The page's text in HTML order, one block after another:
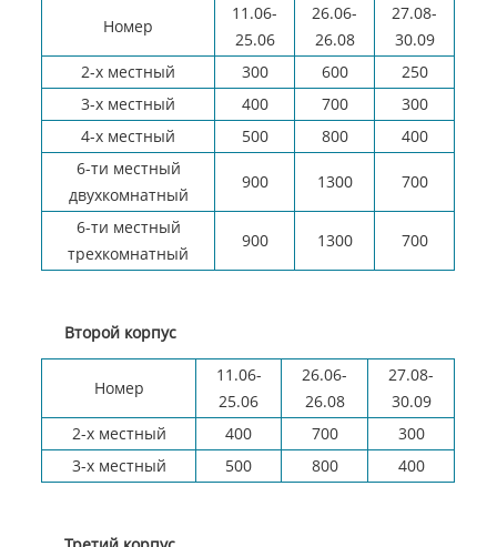
Номер
11.06-
25.06
26.06-
26.08
27.08-
30.09
2-х местный
300 600
250
3-х местный
400 700
300
4-х местный
500 800
400
6-ти местный
двухкомнатный
900 1300 700
6-ти местный
трехкомнатный
900 1300 700
Второй корпус
Номер
11.06-
25.06
26.06-
26.08
27.08-
30.09
2-х местный
400 700
300
3-х местный
500 800 400